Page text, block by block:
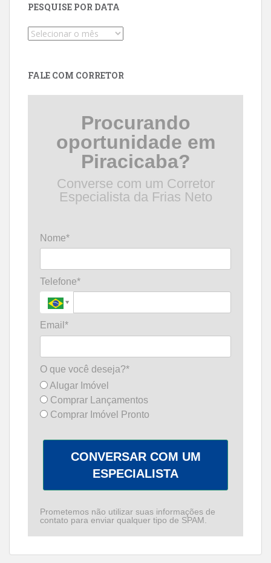
PESQUISE POR DATA
Pesquise
FALE COM CORRETOR
Procurando
oportunidade em
Piracicaba?
Converse com um Corretor
Especialista da Frias Neto
Nome*
Telefone*
Email*
O que você deseja?*
Alugar Imóvel
Comprar Lançamentos
Comprar Imóvel Pronto
CONVERSAR COM UM
ESPECIALISTA
Prometemos não utilizar suas informações de
contato para enviar qualquer tipo de SPAM.